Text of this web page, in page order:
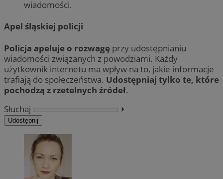
wiadomości.
Apel śląskiej policji
Policja apeluje o rozwagę przy udostępnianiu
wiadomości związanych z powodziami. Każdy
użytkownik internetu ma wpływ na to, jakie informacje
trafiają do społeczeństwa. Udostępniaj tylko te, które
pochodzą z rzetelnych źródeł.
Słuchaj
⏵︎
Udostępnij